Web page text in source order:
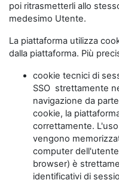
poi ritrasmetterli allo
medesimo Utente.
La piattaforma utilizza
dalla piattaforma. Più
cookie tecnici di
SSO strettamente
navigazione da
cookie, la
correttamente.
vengono
computer
browser) è
identificativi di